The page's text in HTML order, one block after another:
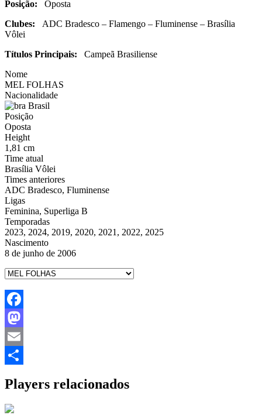
Posição: Oposta
Clubes: ADC Bradesco – Flamengo – Fluminense – Brasília
Vôlei
Títulos Principais: Campeã Brasiliense
Nome
MEL FOLHAS
Nacionalidade
Brasil
Posição
Oposta
Height
1,81 cm
Time atual
Brasília Vôlei
Times anteriores
ADC Bradesco, Fluminense
Ligas
Feminina, Superliga B
Temporadas
2023, 2024, 2019, 2020, 2021, 2022, 2025
Nascimento
8 de junho de 2006
Facebook
Mastodon
Email
Players relacionados